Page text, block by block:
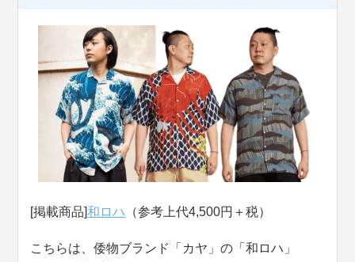
[掲載商品]和ロハ （参考上代4,500円＋税）
こちらは、倭物ブランド「カヤ」の「和ロハ」